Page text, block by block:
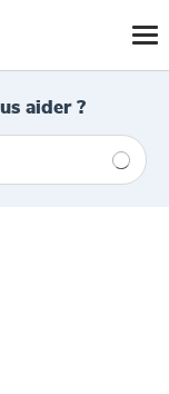
aider ?